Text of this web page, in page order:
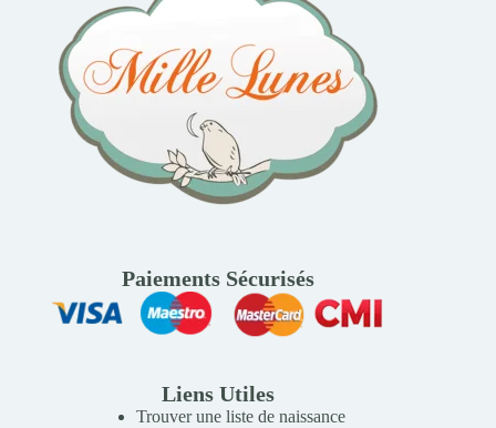
Paiements Sécurisés
Liens Utiles
Trouver une liste de naissance